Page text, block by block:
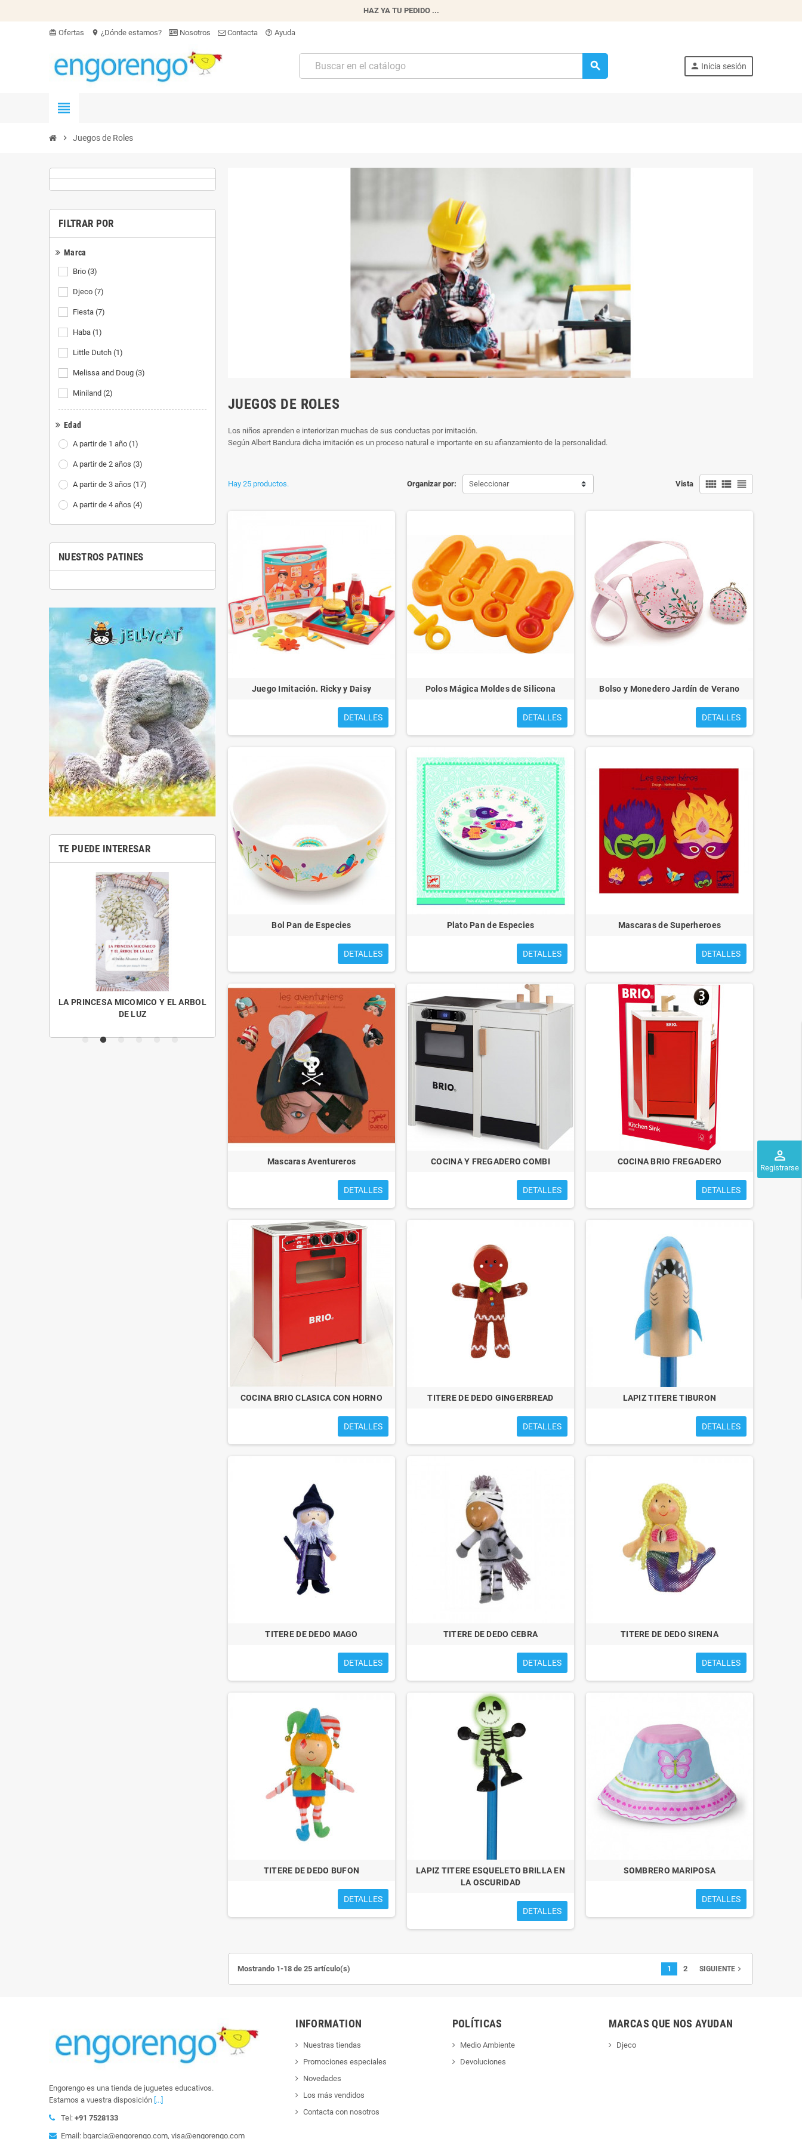
HAZ YA TU PEDIDO ...
card_giftcard Ofertas location_on ¿Dónde estamos? Nosotros Contacta help_outline Ayuda
search person Inicia sesión
perm_identity
Registrarse
view_headline
chevron_right Juegos de Roles
FILTRAR POR
Marca
Brio (3)
Djeco (7)
Fiesta (7)
Haba (1)
Little Dutch (1)
Melissa and Doug (3)
Miniland (2)
Edad
A partir de 1 año (1)
A partir de 2 años (3)
A partir de 3 años (17)
A partir de 4 años (4)
NUESTROS PATINES
TE PUEDE INTERESAR
LA PRINCESA MICOMICO Y EL ARBOL
DE LUZ
CUENTOS PARA EMMA CUENTOS PARA MATEO FIERAS ENJAULADAS
PEQUEÑO ZAR Y EL BOSQUE
ANIMADO
JUEGOS DE ROLES
Los niños aprenden e interiorizan muchas de sus conductas por imitación.
Según Albert Bandura dicha imitación es un proceso natural e importante en su afianzamiento de la personalidad.
Organizar por: Seleccionar Vista view_comfy view_list view_headline
Hay 25 productos.
Juego Imitación. Ricky y Daisy
DETALLES
Polos Mágica Moldes de Silicona
DETALLES
Bolso y Monedero Jardín de Verano
DETALLES
Bol Pan de Especies
DETALLES
Plato Pan de Especies
DETALLES
Mascaras de Superheroes
DETALLES
Mascaras Aventureros
DETALLES
COCINA Y FREGADERO COMBI
DETALLES
COCINA BRIO FREGADERO
DETALLES
COCINA BRIO CLASICA CON HORNO
DETALLES
TITERE DE DEDO GINGERBREAD
DETALLES
LAPIZ TITERE TIBURON
DETALLES
TITERE DE DEDO MAGO
DETALLES
TITERE DE DEDO CEBRA
DETALLES
TITERE DE DEDO SIRENA
DETALLES
TITERE DE DEDO BUFON
DETALLES
LAPIZ TITERE ESQUELETO BRILLA EN
LA OSCURIDAD
DETALLES
SOMBRERO MARIPOSA
DETALLES
Mostrando 1-18 de 25 artículo(s) 1 2 SIGUIENTEnavigate_next
Engorengo es una tienda de juguetes educativos.
Estamos a vuestra disposición [...]
Tel: +91 7528133
Email: bgarcia@engorengo.com, visa@engorengo.com
INFORMATION
Nuestras tiendas
Promociones especiales
Novedades
Los más vendidos
Contacta con nosotros
POLÍTICAS
Medio Ambiente
Devoluciones
MARCAS QUE NOS AYUDAN
Djeco